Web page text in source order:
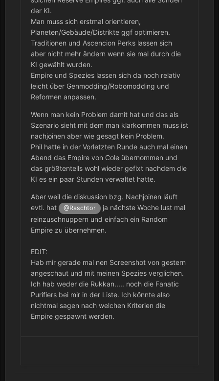
der KI.
Man muss sich erstmal orientieren,
Planeten/Gebäude/Distrikte ggf optimieren.
Traditionen und Ascencion Perks lassen sich
aber nicht mehr ändern wenn sie mal durch die
KI gewählt wurden.
Empire und Spezies lassen sich da noch relativ
leicht über Genmodding/Robomodding und
Reformen anpassen.
Wenn man kein Problem damit hat und das als
Szenario sieht mit dem man klarkommen muss ist
nachjoinen aber wie gesagt kein Problem.
Phil hatte in der Vorletzten Runde auch mal einen
Abend das Empire von Cole übernommen und
das größtenteils wohl wieder gefixt nachdem die
KI es ein paar Stunden verwaltet hatte.
Aber weil die diskussion bzg. Nachjoinen läuft
evtl. hat
@Raschtor
ja nächste Woche lust mal
reinzuschnuppern und einfach ein Random
Empire zu übernehmen.
EDIT:
Hab mir gerade mal nen Screenshot von gestern
angeschaut und mit meinen Spezies verglichen.
Ich hab weder die Rukkan..... noch die Fanatic
Purifiers bei mir in der Liste. Ich könnte also
nichtmal sagen nach welchen Kriterien die
Empire gespawnt werden.